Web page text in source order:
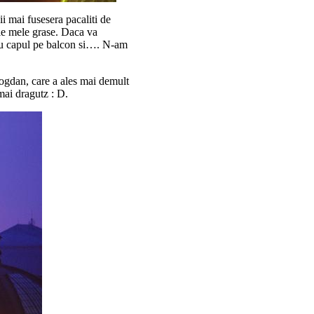
mai fusesera pacaliti de
mele grase. Daca va
capul pe balcon si…. N-am
care a ales mai demult
dragutz : D.